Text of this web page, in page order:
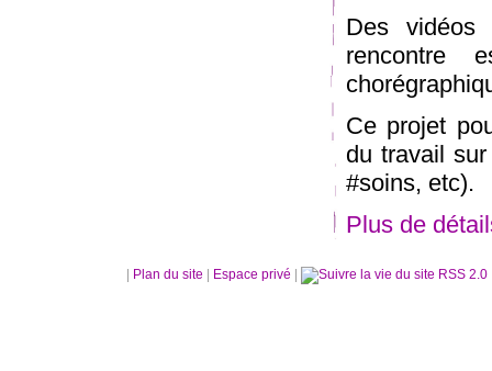
Des vidéos
rencontre
Ce projet
du travail
#soins, etc).
Plus de
Plan du site Espace privé RSS 2.0